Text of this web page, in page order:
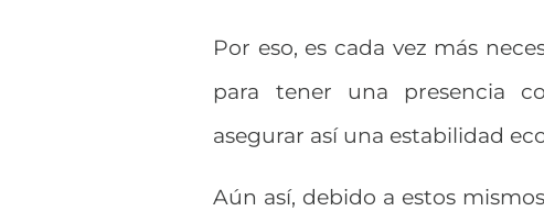
Por eso, es cada vez más
para tener una presencia
asegurar así una estabilidad
Aún así, debido a estos